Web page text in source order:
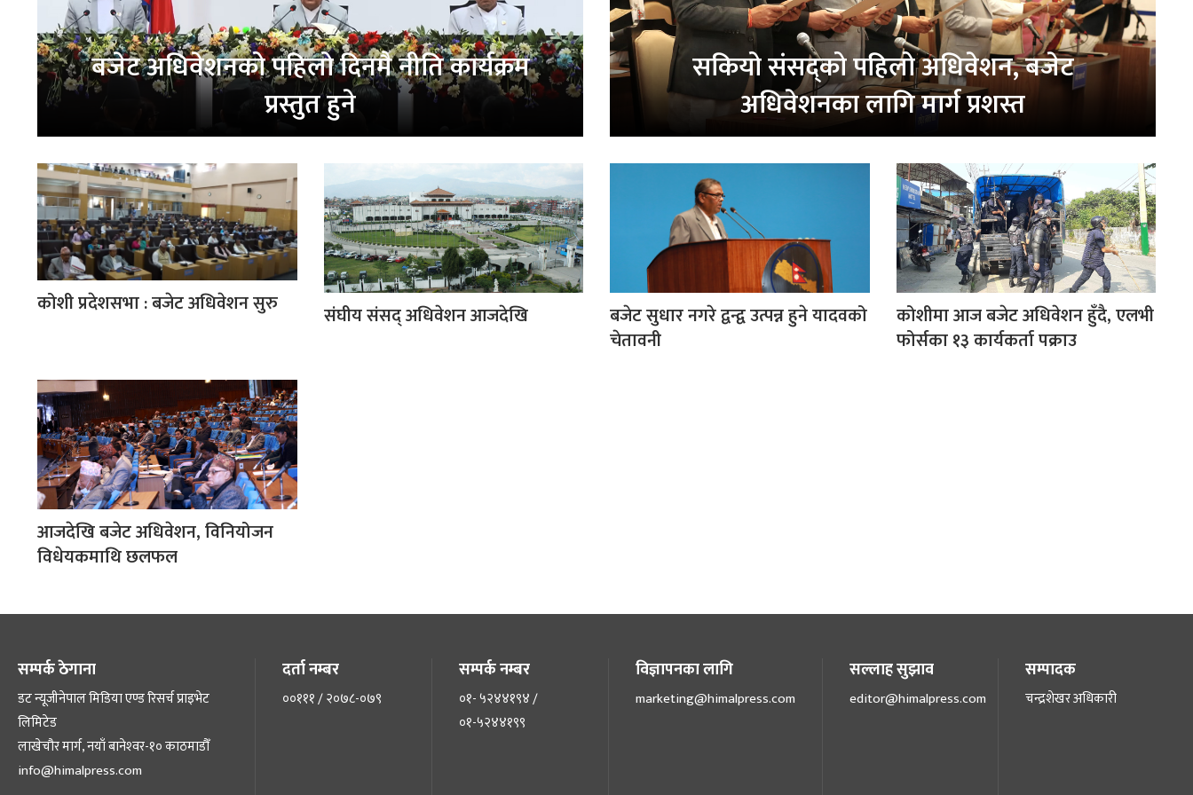
बजेट अधिवेशनको पहिलो दिनमै नीति कार्यक्रम
प्रस्तुत हुने
सकियो संसद्को पहिलो अधिवेशन, बजेट
अधिवेशनका लागि मार्ग प्रशस्त
कोशी प्रदेशसभा : बजेट अधिवेशन सुरु संघीय संसद् अधिवेशन आजदेखि
बजेट सुधार नगरे द्वन्द्व उत्पन्न हुने यादवको
चेतावनी
कोशीमा आज बजेट अधिवेशन हुँदै, एलभी
फोर्सका १३ कार्यकर्ता पक्राउ
आजदेखि बजेट अधिवेशन, विनियोजन
विधेयकमाथि छलफल
सम्पर्क ठेगाना
डट न्यूजीनेपाल मिडिया एण्ड रिसर्च प्राइभेट
लिमिटेड
लाखेचौर मार्ग, नयाँ बानेश्‍वर-१० काठमाडौँ
info@himalpress.com
दर्ता नम्बर
००१११ / २०७८-०७९
सम्पर्क नम्बर
०१- ५२४४१९४ /
०१-५२४४१९९
विज्ञापनका लागि
marketing@himalpress.com
सल्लाह सुझाव
editor@himalpress.com
सम्पादक
चन्द्रशेखर अधिकारी